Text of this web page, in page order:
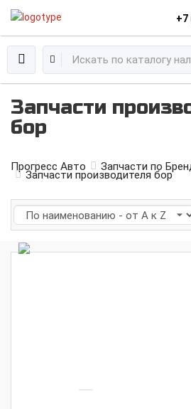
+7
Запчасти
бор
Прогресс Авто Запчасти по
Запчасти производителя бор